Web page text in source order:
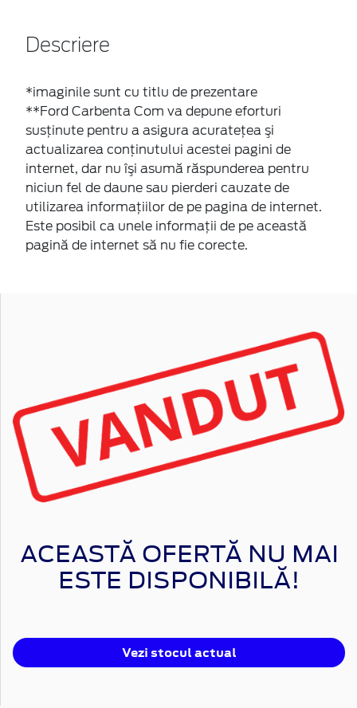
Descriere
*imaginile sunt cu titlu de prezentare
**Ford Carbenta Com va depune eforturi
susţinute pentru a asigura acurateţea şi
actualizarea conţinutului acestei pagini de
internet, dar nu îşi asumă răspunderea pentru
niciun fel de daune sau pierderi cauzate de
utilizarea informaţiilor de pe pagina de internet.
Este posibil ca unele informaţii de pe această
pagină de internet să nu fie corecte.
ACEASTĂ OFERTĂ NU MAI
ESTE DISPONIBILĂ!
Vezi stocul actual